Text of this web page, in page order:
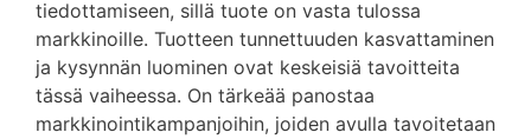
tiedottamiseen, sillä tuote on vasta tulossa
markkinoille. Tuotteen tunnettuuden kasvattaminen
ja kysynnän luominen ovat keskeisiä tavoitteita
tässä vaiheessa. On tärkeää panostaa
markkinointikampanjoihin, joiden avulla tavoitetaan